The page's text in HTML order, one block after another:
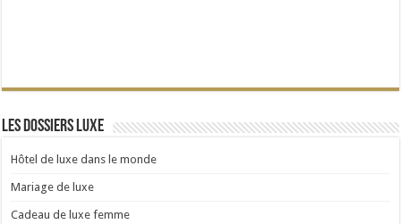
Les dossiers Luxe
Hôtel de luxe dans le monde
Mariage de luxe
Cadeau de luxe femme